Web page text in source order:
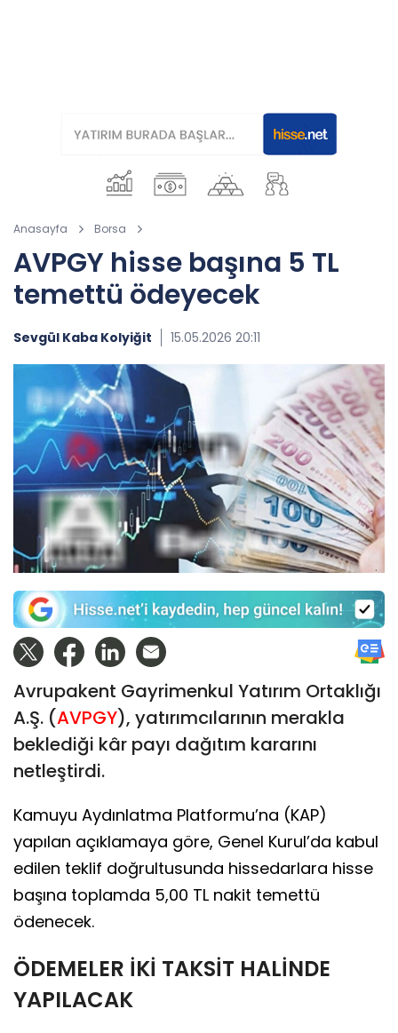
Anasayfa Borsa
AVPGY hisse başına 5 TL
temettü ödeyecek
Sevgül Kaba Kolyiğit 15.05.2026 20:11
Avrupakent Gayrimenkul Yatırım Ortaklığı
A.Ş. (AVPGY), yatırımcılarının merakla
beklediği kâr payı dağıtım kararını
netleştirdi.
Kamuyu Aydınlatma Platformu’na (KAP)
yapılan açıklamaya göre, Genel Kurul’da kabul
edilen teklif doğrultusunda hissedarlara hisse
başına toplamda 5,00 TL nakit temettü
ödenecek.
ÖDEMELER İKİ TAKSİT HALİNDE
YAPILACAK